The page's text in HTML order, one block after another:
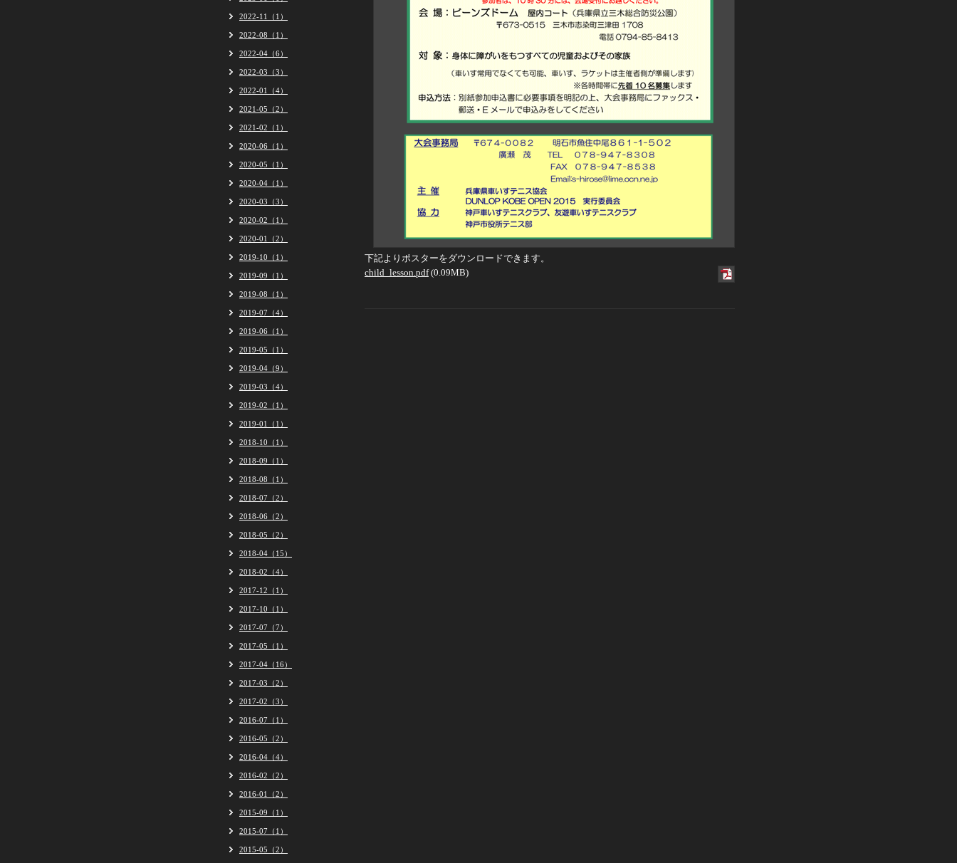
下記よりポスターをダウンロードできます。
child_lesson.pdf (0.09MB)
2022-11（1）
2022-08（1）
2022-04（6）
2022-03（3）
2022-01（4）
2021-05（2）
2021-02（1）
2020-06（1）
2020-05（1）
2020-04（1）
2020-03（3）
2020-02（1）
2020-01（2）
2019-10（1）
2019-09（1）
2019-08（1）
2019-07（4）
2019-06（1）
2019-05（1）
2019-04（9）
2019-03（4）
2019-02（1）
2019-01（1）
2018-10（1）
2018-09（1）
2018-08（1）
2018-07（2）
2018-06（2）
2018-05（2）
2018-04（15）
2018-02（4）
2017-12（1）
2017-10（1）
2017-07（7）
2017-05（1）
2017-04（16）
2017-03（2）
2017-02（3）
2016-07（1）
2016-05（2）
2016-04（4）
2016-02（2）
2016-01（2）
2015-09（1）
2015-07（1）
2015-05（2）